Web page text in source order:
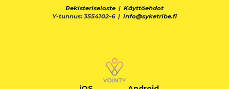
Rekisteriseloste | Käyttöehdot
Y-tunnus: 3554102-6 | info@syketribe.fi